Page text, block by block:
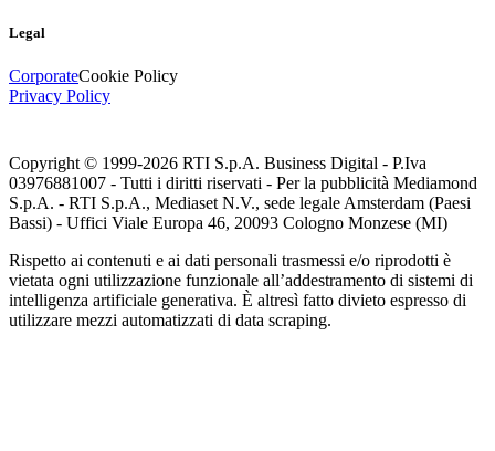
Legal
CorporateCookie Policy
Privacy Policy
Copyright © 1999-2026 RTI S.p.A. Business Digital - P.Iva
03976881007 - Tutti i diritti riservati - Per la pubblicità Mediamond
S.p.A. - RTI S.p.A., Mediaset N.V., sede legale Amsterdam (Paesi
Bassi) - Uffici Viale Europa 46, 20093 Cologno Monzese (MI)
Rispetto ai contenuti e ai dati personali trasmessi e/o riprodotti è
vietata ogni utilizzazione funzionale all’addestramento di sistemi di
intelligenza artificiale generativa. È altresì fatto divieto espresso di
utilizzare mezzi automatizzati di data scraping.